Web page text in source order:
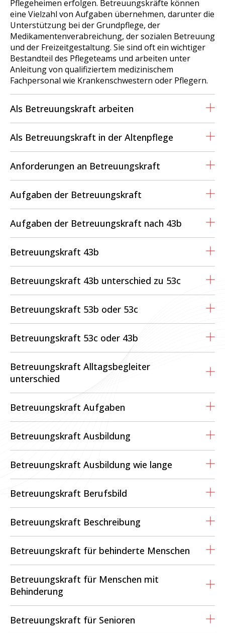
Pflegeheimen erfolgen. Betreuungskräfte können
eine Vielzahl von Aufgaben übernehmen, darunter die
Unterstützung bei der Grundpflege, der
Medikamentenverabreichung, der sozialen Betreuung
und der Freizeitgestaltung. Sie sind oft ein wichtiger
Bestandteil des Pflegeteams und arbeiten unter
Anleitung von qualifiziertem medizinischem
Fachpersonal wie Krankenschwestern oder Pflegern.
Als Betreuungskraft arbeiten
Als Betreuungskraft in der Altenpflege
Anforderungen an Betreuungskraft
Aufgaben der Betreuungskraft
Aufgaben der Betreuungskraft nach 43b
Betreuungskraft 43b
Betreuungskraft 43b unterschied zu 53c
Betreuungskraft 53b oder 53c
Betreuungskraft 53c oder 43b
Betreuungskraft Alltagsbegleiter
unterschied
Betreuungskraft Aufgaben
Betreuungskraft Ausbildung
Betreuungskraft Ausbildung wie lange
Betreuungskraft Berufsbild
Betreuungskraft Beschreibung
Betreuungskraft für behinderte Menschen
Betreuungskraft für Menschen mit
Behinderung
Betreuungskraft für Senioren